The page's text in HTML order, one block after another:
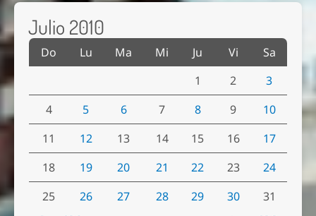
Julio 2010
Do Lu Ma Mi Ju Vi
Sa
1
2
3
4
5 6 7 8 9
10
11
12 13 14 15 16
17
18
19 20 21 22 23
24
25
26 27 28 29 30 31